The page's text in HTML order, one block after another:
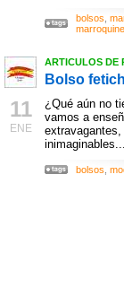
bolsos
11
ENE
ARTICULOS DE
Bolso
¿Qué aún no
vamos a
inimaginables...
bolsos